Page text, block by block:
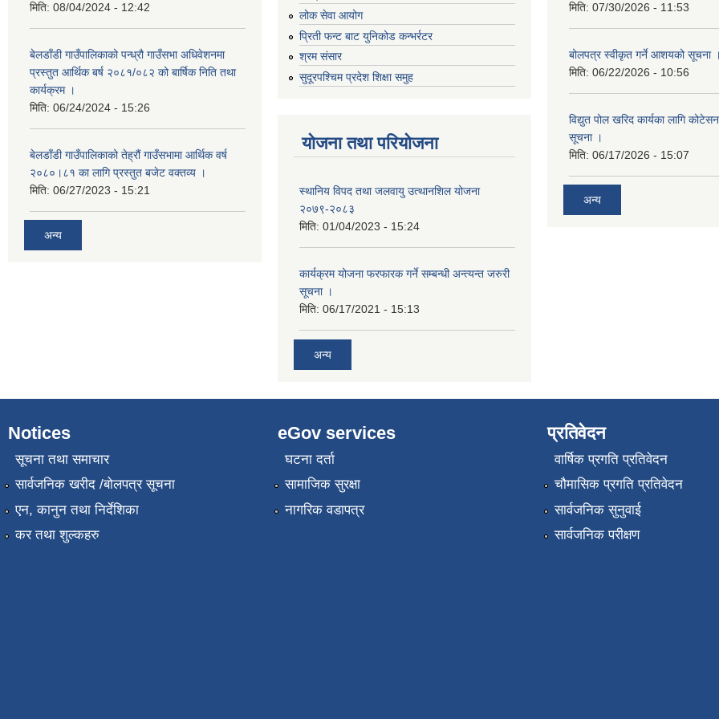
मिति: 08/04/2024 - 12:42
बेलडाँडी गाउँपालिकाको पन्ध्रौ गाउँसभा अधिवेशनमा
प्रस्तुत आर्थिक बर्ष २०८१/०८२ को बार्षिक निति तथा
कार्यक्रम ।
मिति: 06/24/2024 - 15:26
बेलडाँडी गाउँपालिकाको तेह्रौं गाउँसभामा आर्थिक वर्ष
२०८०।८१ का लागि प्रस्तुत बजेट वक्तव्य ।
मिति: 06/27/2023 - 15:21
अन्य
लोक सेवा आयोग
प्रिती फन्ट बाट युनिकोड कन्भर्रटर
श्रम संसार
सुदूरपश्चिम प्रदेश शिक्षा समुह
योजना तथा परियोजना
स्थानिय विपद तथा जलवायु उत्थानशिल योजना
२०७९-२०८३
मिति: 01/04/2023 - 15:24
कार्यक्रम योजना फरफारक गर्ने सम्बन्धी अन्त्यन्त जरुरी
सूचना ।
मिति: 06/17/2021 - 15:13
अन्य
मिति: 07/30/2026 - 11:53
बोलपत्र स्वीकृत गर्ने आशयको सूचना ।
मिति: 06/22/2026 - 10:56
विद्युत पोल खरिद कार्यका लागि
सूचना ।
मिति: 06/17/2026 - 15:07
अन्य
Notices
सूचना तथा समाचार
सार्वजनिक खरीद /बोलपत्र सूचना
एन, कानुन तथा निर्देशिका
कर तथा शुल्कहरु
eGov services
घटना दर्ता
सामाजिक सुरक्षा
नागरिक वडापत्र
प्रतिवेदन
वार्षिक प्रगति प्रतिवेदन
चौमासिक प्रगति प्रतिवेदन
सार्वजनिक सुनुवाई
सार्वजनिक परीक्षण